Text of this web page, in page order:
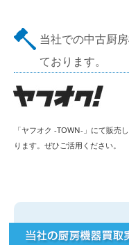
当社での中古厨
ております。
「ヤフオク -TOWN-」にて販売
ります。ぜひご活用ください。